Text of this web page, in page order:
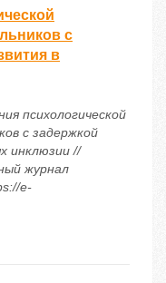
с
в
психологической
с задержкой
инклюзии //
журнал
e-